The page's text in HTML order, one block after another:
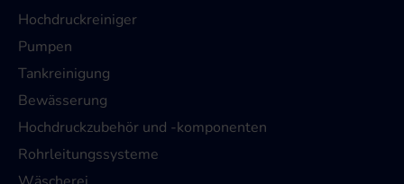
Hochdruckreiniger
Pumpen
Tankreinigung
Bewässerung
Hochdruckzubehör und -komponenten
Rohrleitungssysteme